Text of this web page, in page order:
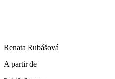
Renata Rubášová
A partir de